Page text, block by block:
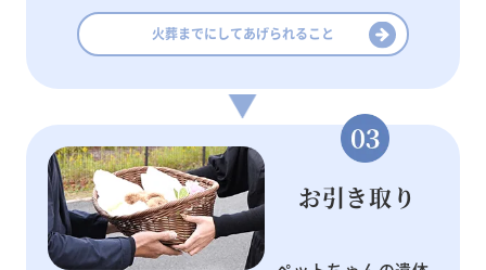
火葬までにしてあげられること
お引き取り